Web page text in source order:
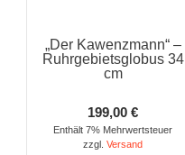
„Der Kawenzmann“ –
Ruhrgebietsglobus 34
cm
199,00€
Enthält 7% Mehrwertsteuer
zzgl.Versand